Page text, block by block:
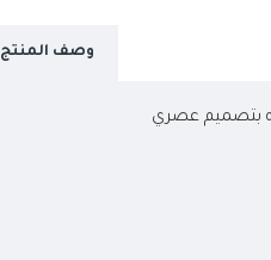
وصف المنتج
بتصميم عصري